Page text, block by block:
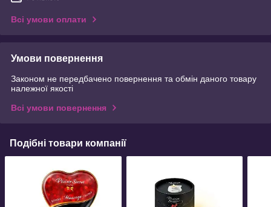
Всі умови оплати
Умови повернення
Законом не передбачено повернення та обмін даного товару
належної якості
Всі умови повернення
Подібні товари компанії